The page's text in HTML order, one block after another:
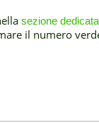
sezione
il numero